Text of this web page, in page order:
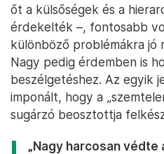
őt a külsőségek és a
érdekelték –, fontosabb
különböző problémákra jó
Nagy pedig érdemben is
beszélgetéshez. Az egyik
imponált, hogy a
sugárzó beosztottja
„Nagy harcosan